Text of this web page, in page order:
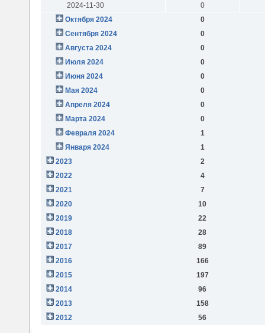
2024-11-30
0
Октября 2024
0
Сентября 2024
0
Августа 2024
0
Июля 2024
0
Июня 2024
0
Мая 2024
0
Апреля 2024
0
Марта 2024
0
Февраля 2024
1
Января 2024
1
2023
2
2022
4
2021
7
2020
10
2019
22
2018
28
2017
89
2016
166
2015
197
2014
96
2013
158
2012
56